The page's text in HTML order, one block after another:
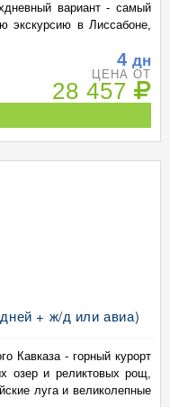
вариант - самый
экскурсию в Лиссабоне,
4 дн
ЦЕНА ОТ
28 457
+ ж/д или авиа)
Кавказа - горный курорт
озер и реликтовых рощ,
луга и великолепные